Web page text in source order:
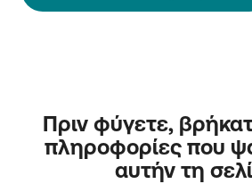
Πριν φύγετε,
πληροφορίες που
αυτήν τη